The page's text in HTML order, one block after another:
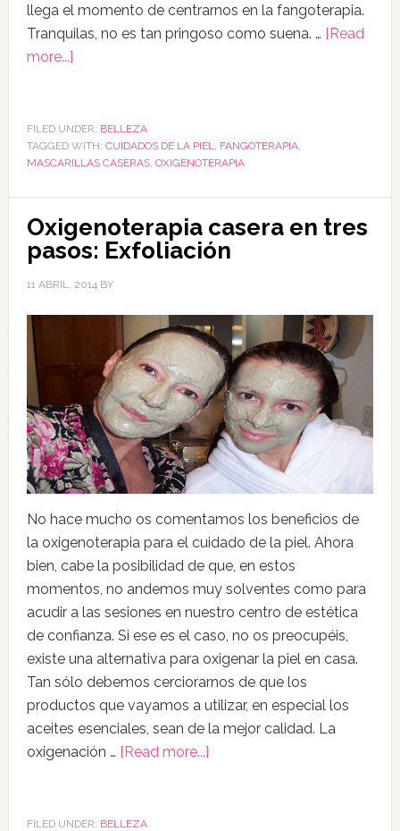
llega el momento de centrarnos en la fangoterapia.
Tranquilas, no es tan pringoso como suena. … [Read
more...]
FILED UNDER: BELLEZA
TAGGED WITH: CUIDADOS DE LA PIEL FANGOTERAPIA,
MASCARILLAS CASERAS, OXIGENOTERAPIA
Oxigenoterapia casera en tres
pasos: Exfoliación
11 ABRIL, 2014 BY
No hace mucho os comentamos los beneficios de
la oxigenoterapia para el cuidado de la piel. Ahora
bien, cabe la posibilidad de que, en estos
momentos, no andemos muy solventes como para
acudir a las sesiones en nuestro centro de estética
de confianza. Si ese es el caso, no os preocupéis,
existe una alternativa para oxigenar la piel en casa.
Tan sólo debemos cerciorarnos de que los
productos que vayamos a utilizar, en especial los
aceites esenciales, sean de la mejor calidad. La
oxigenación … [Read more...]
FILED UNDER: BELLEZA